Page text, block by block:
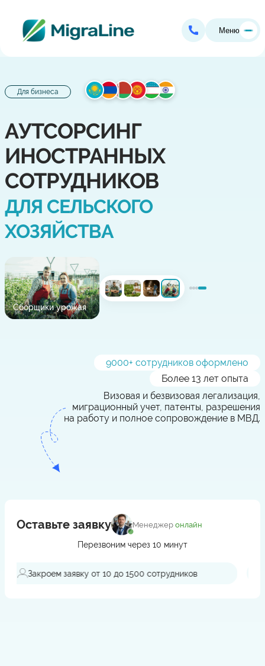
Меню
Для бизнеса
АУТСОРСИНГ
ИНОСТРАННЫХ
СОТРУДНИКОВ
ДЛЯ СЕЛЬСКОГО
ХОЗЯЙСТВА
Сборщики урожая
9000+ сотрудников оформлено
Более 13 лет опыта
Визовая и безвизовая легализация,
миграционный учет, патенты, разрешения
на работу и полное сопровождение в МВД.
Оставьте заявку Менеджер онлайн
Перезвоним через 10 минут
Поддержка при проверках